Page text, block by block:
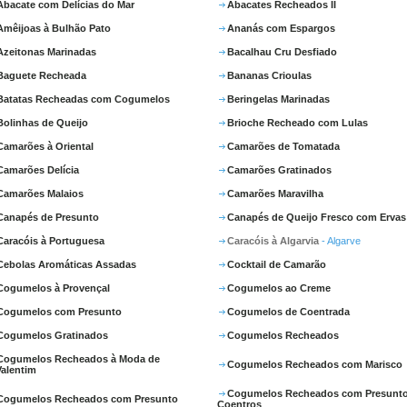
com Delícias do Mar Abacates Recheados II
à Bulhão Pato Ananás com Espargos
Marinadas Bacalhau Cru Desfiado
Recheada Bananas Crioulas
Recheadas com Cogumelos Beringelas Marinadas
de Queijo Brioche Recheado com Lulas
à Oriental Camarões de Tomatada
Delícia Camarões Gratinados
Malaios Camarões Maravilha
de Presunto Canapés de Queijo Fresco com Ervas
à Portuguesa Caracóis à Algarvia - Algarve
Aromáticas Assadas Cocktail de Camarão
à Provençal Cogumelos ao Creme
com Presunto Cogumelos de Coentrada
Gratinados Cogumelos Recheados
Recheados à Moda de
Cogumelos Recheados com Marisco
Recheados com Presunto
Cogumelos Recheados com
Coentros